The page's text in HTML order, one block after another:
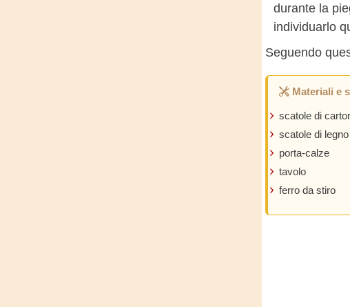
durante la
individuarlo
Seguendo
Materiali e
scatole di
scatole di legno
porta-calze
tavolo
ferro da stiro